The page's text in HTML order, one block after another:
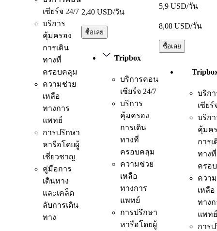
เซียร์จ 24/7
บริการ
คุ้มครอง
การเดิน
ทางที่
ครอบคลุม
ความช่วย
เหลือ
ทางการ
แพทย์
การปรึกษา
หารือโดยผู้
เชี่ยวชาญ
คู่มือการ
เดินทาง
และเคล็ด
ลับการเดิน
ทาง
2,40 USD/วัน
ซื้อเลย
Tripbox
บริการคอน
เซียร์จ 24/7
บริการ
คุ้มครอง
การเดิน
ทางที่
ครอบคลุม
ความช่วย
เหลือ
ทางการ
แพทย์
การปรึกษา
หารือโดยผู้
5,9 USD/วัน
8,08 USD/วัน
ซื้อเลย
บริก
เซียร์
บริก
คุ้มค
การเ
ทางที่
ครอ
ควา
เหลือ
ทาง
แพทย์
การ